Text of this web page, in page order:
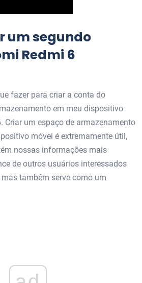
um segundo
Redmi 6
fazer para criar a conta do
em meu dispositivo
Criar um espaço de armazenamento
móvel é extremamente útil,
nossas informações mais
de outros usuários interessados
também serve como um